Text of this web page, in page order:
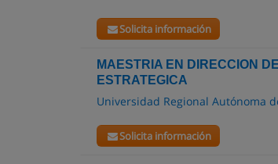
Solicita información
MAESTRIA EN DIRECCION
ESTRATEGICA
Universidad Regional Autónoma
Solicita información